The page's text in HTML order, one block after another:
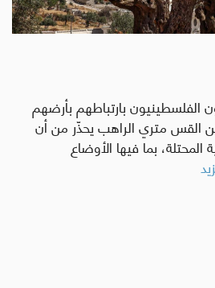
الفلسطينيون بارتباطهم بأرضهم
القس متري الراهب يحذّر من أن
بما فيها الأوضاع